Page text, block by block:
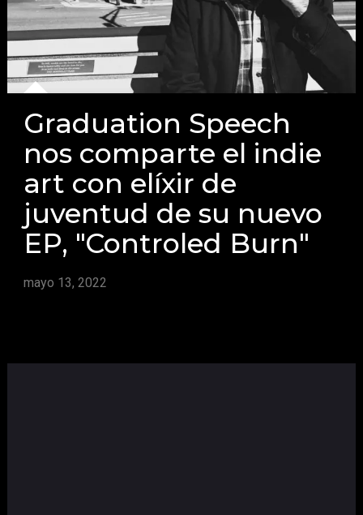
Graduation Speech
nos comparte el indie
art con elíxir de
juventud de su nuevo
EP, "Controled Burn"
mayo 13, 2022